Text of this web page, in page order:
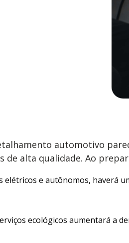
automotivo
de alta qualidade. Ao
elétricos e autônomos, haverá
ecológicos aumentará a